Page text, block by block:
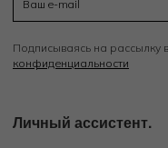
Подписываясь на рассылку
конфиденциальности
Личный ассистент.